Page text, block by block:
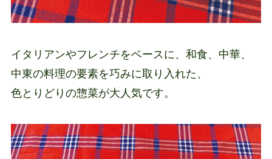
イタリアンやフレンチをベースに、和食、中華、
中東の料理の要素を巧みに取り入れた、
色とりどりの惣菜が大人気です。